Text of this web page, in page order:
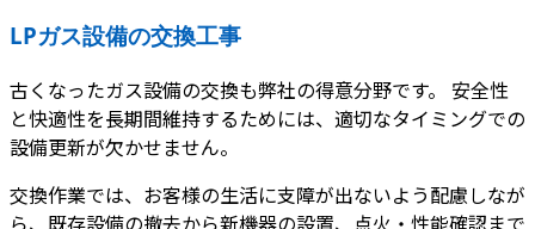
LPガス設備の交換工事
古くなったガス設備の交換も弊社の得意分野です。 安全性
と快適性を長期間維持するためには、適切なタイミングでの
設備更新が欠かせません。
交換作業では、お客様の生活に支障が出ないよう配慮しなが
ら、既存設備の撤去から新機器の設置、点火・性能確認まで